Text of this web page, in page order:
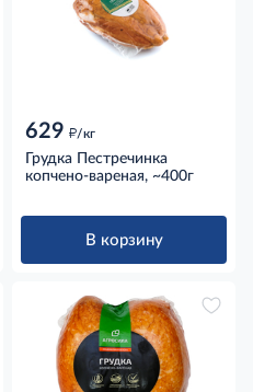
629 д/кг
Грудка Пестречинка
копчено-вареная, ~400г
В корзину